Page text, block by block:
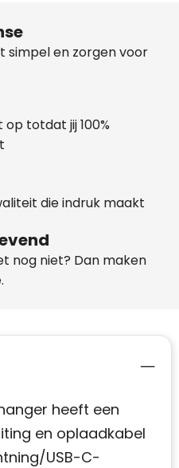
simpel en zorgen voor
totdat jij 100%
die indruk maakt
nog niet? Dan maken
heeft een
en oplaadkabel
USB-C-